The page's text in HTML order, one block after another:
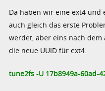
Da haben wir eine ext4
auch gleich das erste
werdet, aber eins nach
die neue UUID für ext4:
tune2fs -U 17b8949a-60ad-